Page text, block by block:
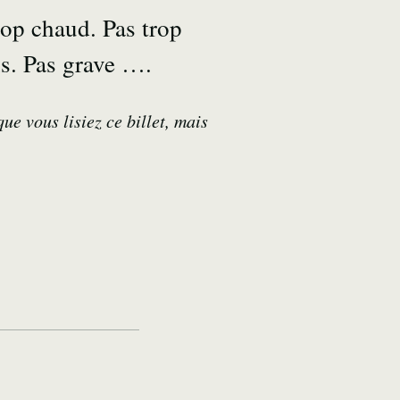
chaud. Pas trop
Pas grave ….
vous lisiez ce billet, mais